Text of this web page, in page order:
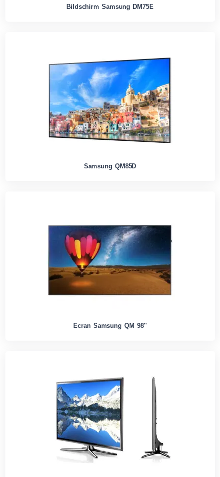
Bildschirm Samsung DM75E
Samsung QM85D
Ecran Samsung QM 98''